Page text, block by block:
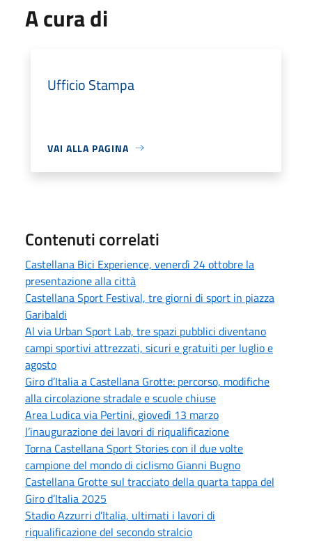
A cura di
Ufficio Stampa
VAI ALLA PAGINA
Contenuti correlati
Castellana Bici Experience, venerdì 24 ottobre la
presentazione alla città
Castellana Sport Festival, tre giorni di sport in piazza
Garibaldi
Al via Urban Sport Lab, tre spazi pubblici diventano
campi sportivi attrezzati, sicuri e gratuiti per luglio e
agosto
Giro d’Italia a Castellana Grotte: percorso, modifiche
alla circolazione stradale e scuole chiuse
Area Ludica via Pertini, giovedì 13 marzo
l’inaugurazione dei lavori di riqualificazione
Torna Castellana Sport Stories con il due volte
campione del mondo di ciclismo Gianni Bugno
Castellana Grotte sul tracciato della quarta tappa del
Giro d’Italia 2025
Stadio Azzurri d’Italia, ultimati i lavori di
riqualificazione del secondo stralcio